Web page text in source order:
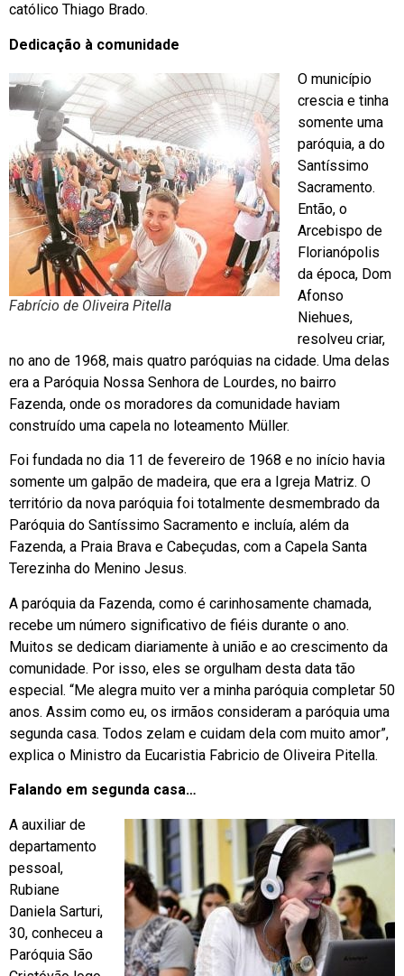
católico Thiago Brado.
Dedicação à comunidade
Fabrício de Oliveira Pitella
O município
crescia e tinha
somente uma
paróquia, a do
Santíssimo
Sacramento.
Então, o
Arcebispo de
Florianópolis
da época, Dom
Afonso
Niehues,
resolveu criar,
no ano de 1968, mais quatro paróquias na cidade. Uma delas
era a Paróquia Nossa Senhora de Lourdes, no bairro
Fazenda, onde os moradores da comunidade haviam
construído uma capela no loteamento Müller.
Foi fundada no dia 11 de fevereiro de 1968 e no início havia
somente um galpão de madeira, que era a Igreja Matriz. O
território da nova paróquia foi totalmente desmembrado da
Paróquia do Santíssimo Sacramento e incluía, além da
Fazenda, a Praia Brava e Cabeçudas, com a Capela Santa
Terezinha do Menino Jesus.
A paróquia da Fazenda, como é carinhosamente chamada,
recebe um número significativo de fiéis durante o ano.
Muitos se dedicam diariamente à união e ao crescimento da
comunidade. Por isso, eles se orgulham desta data tão
especial. “Me alegra muito ver a minha paróquia completar 50
anos. Assim como eu, os irmãos consideram a paróquia uma
segunda casa. Todos zelam e cuidam dela com muito amor”,
explica o Ministro da Eucaristia Fabricio de Oliveira Pitella.
Falando em segunda casa…
A auxiliar de
departamento
pessoal,
Rubiane
Daniela Sarturi,
30, conheceu a
Paróquia São